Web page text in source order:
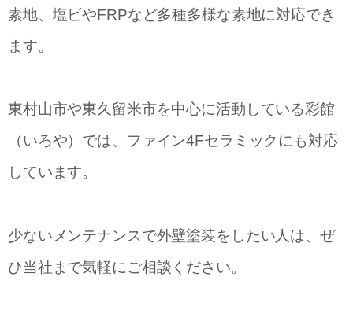
素地、塩ビやFRPなど多種多様な素地に対応でき
ます。
東村山市や東久留米市を中心に活動している彩館
（いろや）では、ファイン4Fセラミックにも対応
しています。
少ないメンテナンスで外壁塗装をしたい人は、ぜ
ひ当社まで気軽にご相談ください。